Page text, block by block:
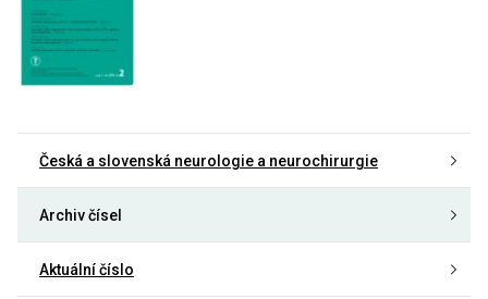
Česká a slovenská neurologie a neurochirurgie
Archiv čísel
Aktuální číslo